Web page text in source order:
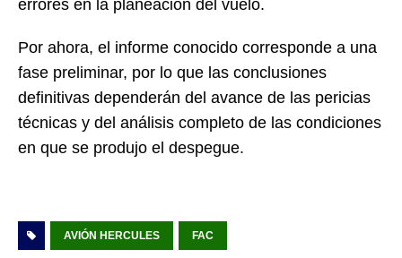
errores en la planeación del vuelo.
Por ahora, el informe conocido corresponde a una
fase preliminar, por lo que las conclusiones
definitivas dependerán del avance de las pericias
técnicas y del análisis completo de las condiciones
en que se produjo el despegue.
AVIÓN HERCULES FAC